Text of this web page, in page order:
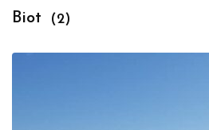
Biot (2)